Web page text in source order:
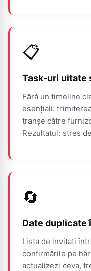
📋
Task-uri uitate
Fără un timeline
esențiali:
tranșe către
Rezultatul: stres
🔄
Date duplicate
Lista de invitați
confirmările pe
actualizezi ceva,